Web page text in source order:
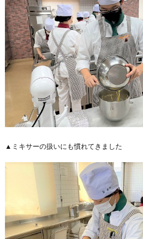
▲ミキサーの扱いにも慣れてきました